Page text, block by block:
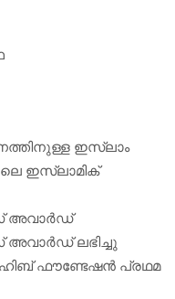
ഇസ്ലാം
ഇസ്‌ലാമിക്
അവാര്‍ഡ്
അവാര്‍ഡ് ലഭിച്ചു
ഫൗണ്ടേഷന്‍ പ്രഥമ